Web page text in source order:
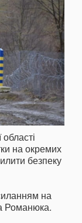
на окремих
безпеку
на
Романюка.